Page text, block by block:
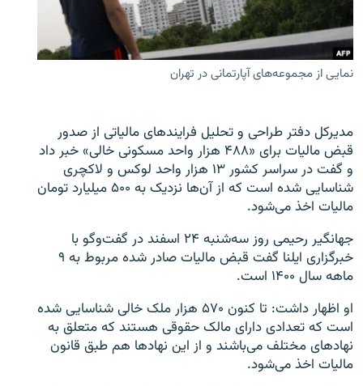
نمایی از مجموعه‌های آپارتمانی در تهران
مدیرکل دفتر طراحی و تحلیل فرایندهای مالیاتی از صدور
قبض مالیات برای «۴۸۸ هزار واحد مسکونی خالی» خبر داد
و گفت در سراسر کشور ۱۳ هزار واحد لوکس و لاکچری
شناسایی شده‌ است که از آن‌ها نزدیک به ۵۰۰ میلیارد تومان
مالیات اخذ می‌شود.
جهانگیر رحیمی روز سه‌شنبه ۲۴ اسفند در گفت‌وگو با
خبرگزاری ایلنا گفت قبض مالیات صادر شده مربوط به ۹
ماهه سال ۱۴۰۰ است.
او اظهار داشت: تا کنون ۵۷۰ هزار ملک خالی شناسایی شده
است که تعدادی دارای مالک حقوقی هستند که متعلق به
نهادهای مختلف می‌باشند و از این نهادها هم طبق قانون
مالیات اخذ می‌شود.